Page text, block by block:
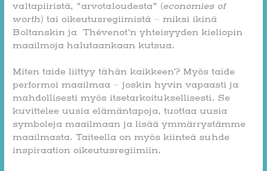
valtapiiristä, ”arvotaloudesta” (economies of
worth) tai oikeutusregiimistä – miksi ikinä
Boltanskin ja Thévenot’n yhteisyyden kieliopin
maailmoja halutaankaan kutsua.
Miten taide liittyy tähän kaikkeen? Myös taide
performoi maailmaa – joskin hyvin vapaasti ja
mahdollisesti myös itsetarkoituksellisesti. Se
kuvittelee uusia elämäntapoja, tuottaa uusia
symboleja maailmaan ja lisää ymmärrystämme
maailmasta. Taiteella on myös kiinteä suhde
inspiraation oikeutusregiimiin.